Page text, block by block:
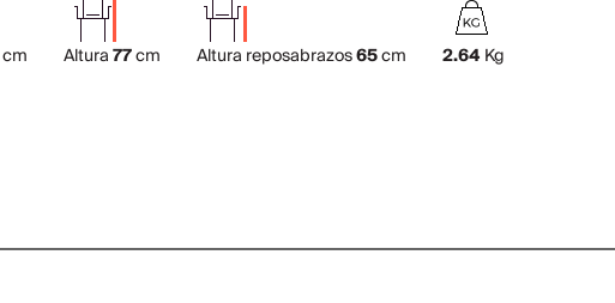
cm Altura77cm Altura reposabrazos65cm 2.64 Kg